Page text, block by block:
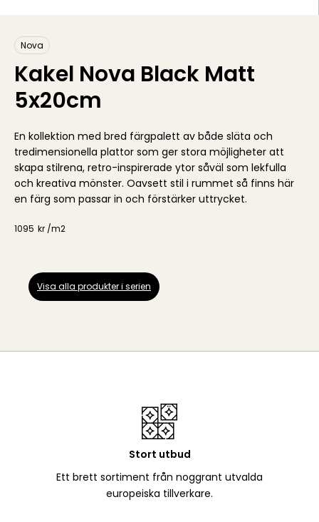
Nova
Kakel Nova Black Matt
5x20cm
En kollektion med bred färgpalett av både släta och
tredimensionella plattor som ger stora möjligheter att
skapa stilrena, retro-inspirerade ytor såväl som lekfulla
och kreativa mönster. Oavsett stil i rummet så finns här
en färg som passar in och förstärker uttrycket.
1095 kr /m2
Visa alla produkter i serien
Stort utbud
Ett brett sortiment från noggrant utvalda
europeiska tillverkare.